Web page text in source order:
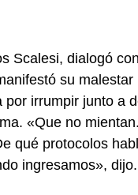
Scalesi, dialogó
su
irrumpir junto a
«Que no
qué protocolos
ingresamos», dijo.